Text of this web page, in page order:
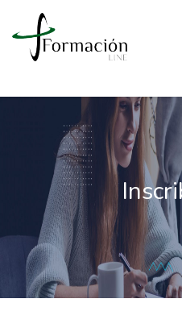
INICIO
CONÓCENOS
FORMACIÓN
AGENCIA DE COLOCACIÓN